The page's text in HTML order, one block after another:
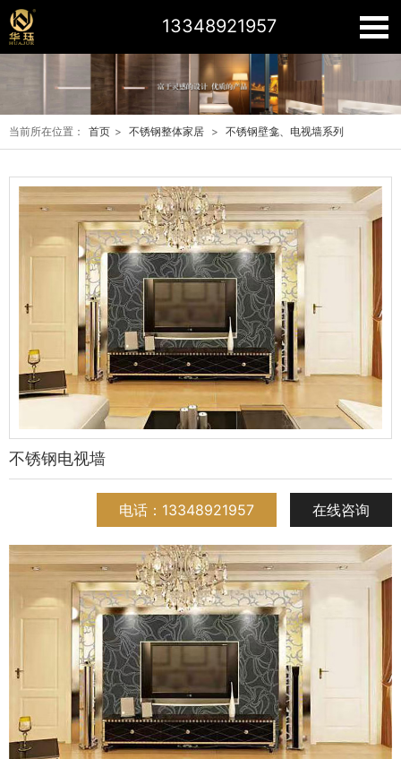
13348921957
当前所在位置： 首页 > 不锈钢整体家居 > 不锈钢壁龛、电视墙系列
不锈钢电视墙
在线咨询
电话：13348921957